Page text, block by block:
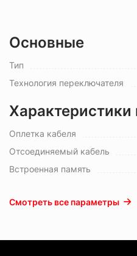
Основные
Тип
Технология переключателя
Характеристики
Оплетка кабеля
Отсоединяемый кабель
Встроенная память
Смотреть все параметры